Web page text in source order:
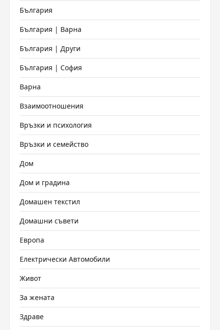
България
България | Варна
България | Други
България | София
Варна
Взаимоотношения
Връзки и психология
Връзки и семейство
Дом
Дом и градина
Домашен текстил
Домашни съвети
Европа
Електрически Автомобили
Живот
За жената
Здраве